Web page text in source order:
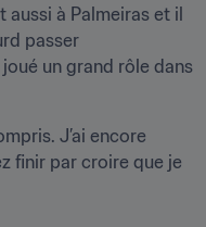
à Palmeiras et il
passer
un grand rôle dans
J’ai encore
finir par croire que je